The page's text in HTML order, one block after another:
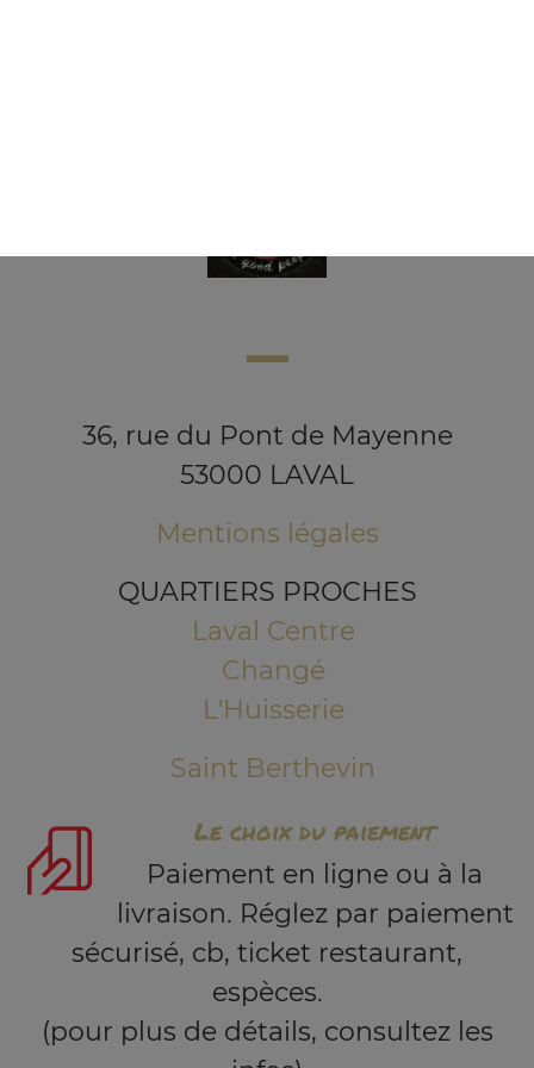
36, rue du Pont de Mayenne
53000 LAVAL
Mentions légales
QUARTIERS PROCHES
Laval Centre
Changé
L'Huisserie
Saint Berthevin
Le choix du paiement
Paiement en ligne ou à la
livraison. Réglez par paiement
sécurisé, cb, ticket restaurant,
espèces.
(pour plus de détails, consultez les